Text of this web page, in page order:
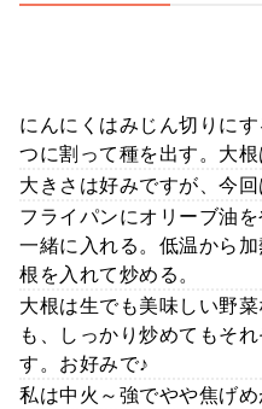
にんにくはみじん切りに
つに割って種を出す。大根
大きさは好みですが、今
フライパンにオリーブ油
一緒に入れる。低温から
根を入れて炒める。
大根は生でも美味しい野
も、しっかり炒めてもそ
す。お好みで♪
私は中火～強でやや焦げ